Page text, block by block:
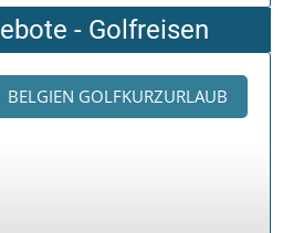
- Golfreisen
BELGIEN GOLFKURZURLAUB